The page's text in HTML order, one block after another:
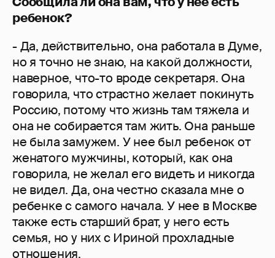
ребенок?
- Да, действительно, она работала в Думе,
но я точно не знаю, на какой должности,
наверное, что-то вроде секретаря. Она
говорила, что страстно желает покинуть
Россию, потому что жизнь там тяжела и
она не собирается там жить. Она раньше
не была замужем. У нее был ребенок от
женатого мужчины, который, как она
говорила, не желал его видеть и никогда
не видел. Да, она честно сказала мне о
ребенке с самого начала. У нее в Москве
также есть старший брат, у него есть
семья, но у них с Ириной прохладные
отношения.